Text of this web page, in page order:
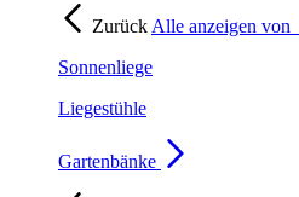
Zurück Alle anzeigen von
Sonnenliege
Liegestühle
Gartenbänke